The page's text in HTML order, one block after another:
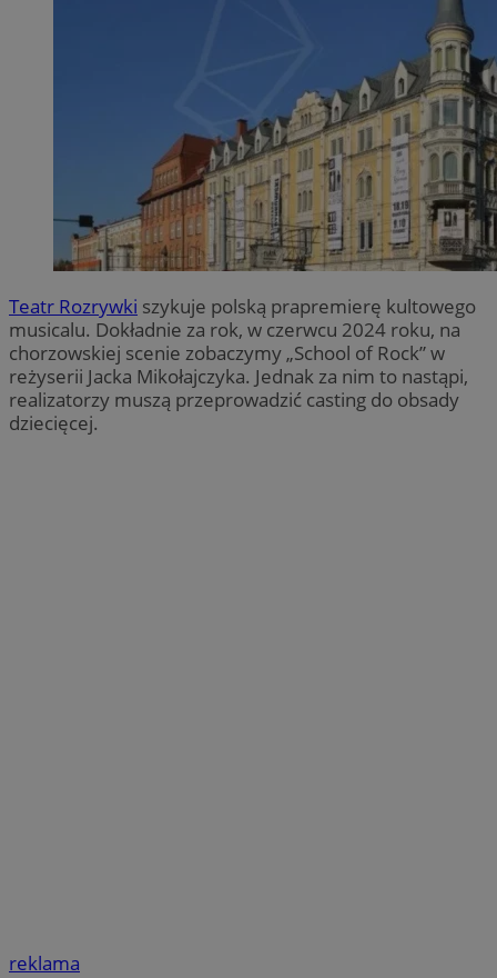
Teatr Rozrywki szykuje polską prapremierę kultowego
musicalu. Dokładnie za rok, w czerwcu 2024 roku, na
chorzowskiej scenie zobaczymy „School of Rock” w
reżyserii Jacka Mikołajczyka. Jednak za nim to nastąpi,
realizatorzy muszą przeprowadzić casting do obsady
dziecięcej.
reklama